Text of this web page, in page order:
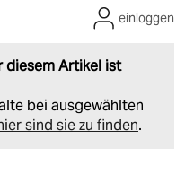
diesem Artikel ist
bei ausgewählten
sind sie zu finden.
einloggen